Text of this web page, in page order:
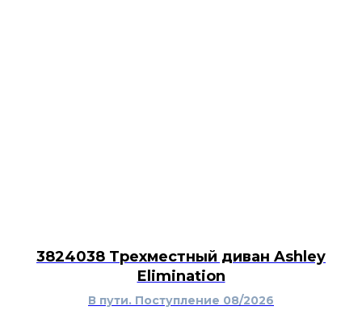
3824038 Трехместный диван Ashley
Elimination
В пути. Поступление 08/2026